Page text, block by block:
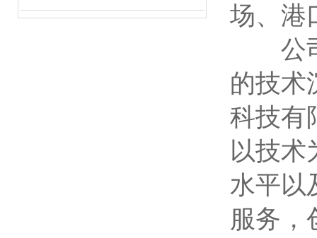
场、港
公司
的技术
科技有
以技术
水平以
服务，